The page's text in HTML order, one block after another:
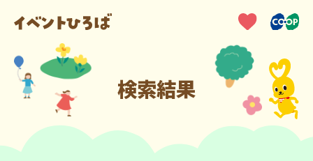
検索結果